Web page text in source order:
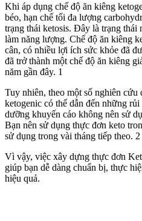
Khi áp dụng chế độ ăn kiêng
béo, hạn chế tối đa lượng
trạng thái ketosis. Đây là trạng thái
làm năng lượng. Chế độ ăn kiêng
cân, có nhiều lợi ích sức khỏe đã
đã trở thành một chế độ ăn kiêng
năm gần đây. 1
Tuy nhiên, theo một số nghiên cứu
ketogenic có thể dẫn đến những
dưỡng khuyến cáo không nên sử
Bạn nên sử dụng thực đơn keto
sử dụng trong vài tháng tiếp theo. 2
Vì vậy, việc xây dựng thực đơn
giúp bạn dễ dàng chuẩn bị, thực
hiệu quả.